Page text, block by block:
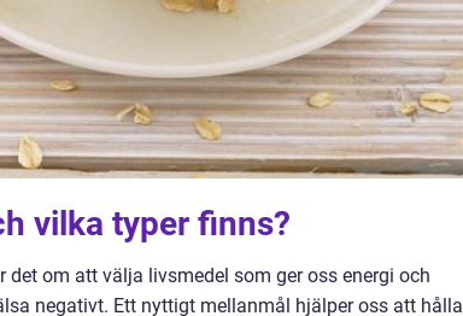
vilka typer finns?
om att välja livsmedel som ger oss energi och
negativt. Ett nyttigt mellanmål hjälper oss att hålla